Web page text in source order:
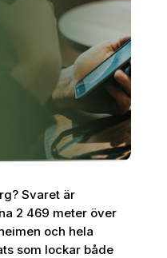
Svaret är
2 469 meter över
och hela
som lockar både